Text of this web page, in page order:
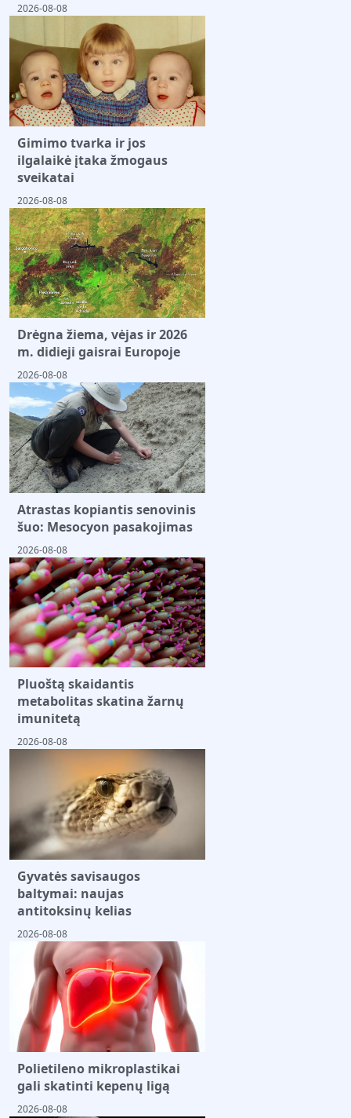
2026-08-08
Gimimo tvarka ir jos
ilgalaikė įtaka žmogaus
sveikatai
2026-08-08
Drėgna žiema, vėjas ir 2026
m. didieji gaisrai Europoje
2026-08-08
Atrastas kopiantis senovinis
šuo: Mesocyon pasakojimas
2026-08-08
Pluoštą skaidantis
metabolitas skatina žarnų
imunitetą
2026-08-08
Gyvatės savisaugos
baltymai: naujas
antitoksinų kelias
2026-08-08
Polietileno mikroplastikai
gali skatinti kepenų ligą
2026-08-08